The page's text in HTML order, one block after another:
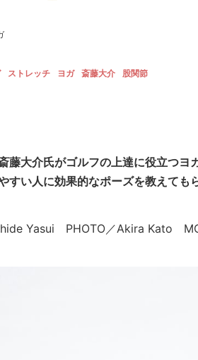
ストレッチ ヨガ 斎藤大介 股関節
藤大介氏がゴルフの上達に役立つ
すい人に効果的なポーズを教えても
Yasui PHOTO／Akira Kato